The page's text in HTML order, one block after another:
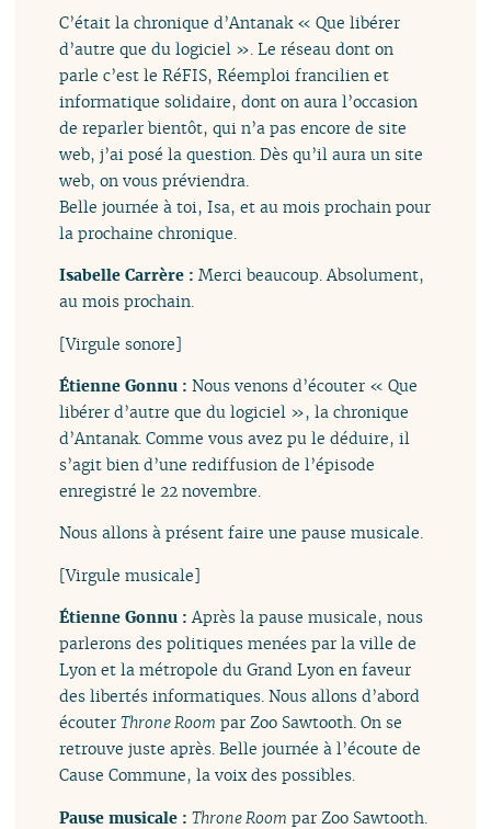
C’était la chronique d’Antanak « Que libérer
d’autre que du logiciel ». Le réseau dont on
parle c’est le RéFIS, Réemploi francilien et
informatique solidaire, dont on aura l’occasion
de reparler bientôt, qui n’a pas encore de site
web, j’ai posé la question. Dès qu’il aura un site
web, on vous préviendra.
Belle journée à toi, Isa, et au mois prochain pour
la prochaine chronique.
Isabelle Carrère :Merci beaucoup. Absolument,
au mois prochain.
[Virgule sonore]
Étienne Gonnu :Nous venons d’écouter « Que
libérer d’autre que du logiciel », la chronique
d’Antanak. Comme vous avez pu le déduire, il
s’agit bien d’une rediffusion de l’épisode
enregistré le 22 novembre.
Nous allons à présent faire une pause musicale.
[Virgule musicale]
Étienne Gonnu :Après la pause musicale, nous
parlerons des politiques menées par la ville de
Lyon et la métropole du Grand Lyon en faveur
des libertés informatiques. Nous allons d’abord
écouterThrone Room par Zoo Sawtooth. On se
retrouve juste après. Belle journée à l’écoute de
Cause Commune, la voix des possibles.
Pause musicale :Throne Room par Zoo Sawtooth.